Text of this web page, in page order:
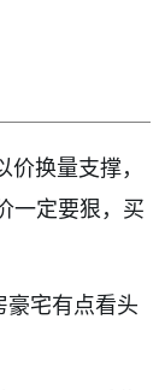
换量支撑，
一定要狠，买
宅有点看头